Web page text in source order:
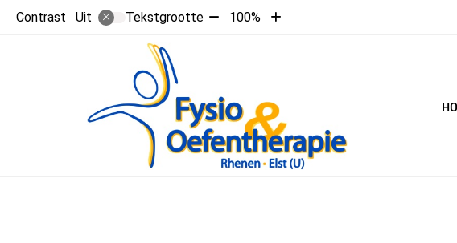
Contrast Uit Tekstgrootte Tekst100%
Tekst